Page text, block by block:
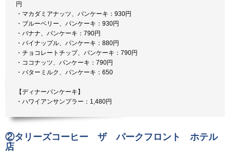
円
・マカダミアナッツ、パンケーキ：930円
・ブルーベリー、パンケーキ：930円
・バナナ、パンケーキ：790円
・パイナップル、パンケーキ：880円
・チョコレートチップ、パンケーキ：790円
・ココナッツ、パンケーキ：790円
・バターミルク、パンケーキ：650
【ディナーパンケーキ】
・ハワイアンサンプラー：1,480円
②タリーズコーヒー ザ パークフロント ホテル
店